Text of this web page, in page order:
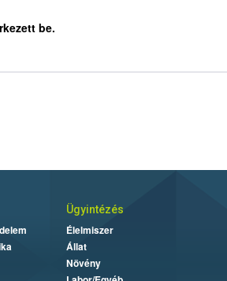
be.
Ügyintézés
Élelmiszer
Állat
Növény